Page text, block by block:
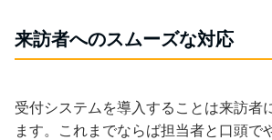
来訪者へのスムーズな対応
受付システムを導入することは来訪者
ます。これまでならば担当者と口頭で